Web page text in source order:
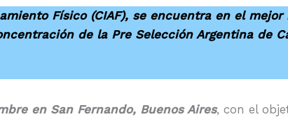
Físico (CIAF), se encuentra en el
de la Pre Selección Argentina de
en San Fernando, Buenos Aires, con el